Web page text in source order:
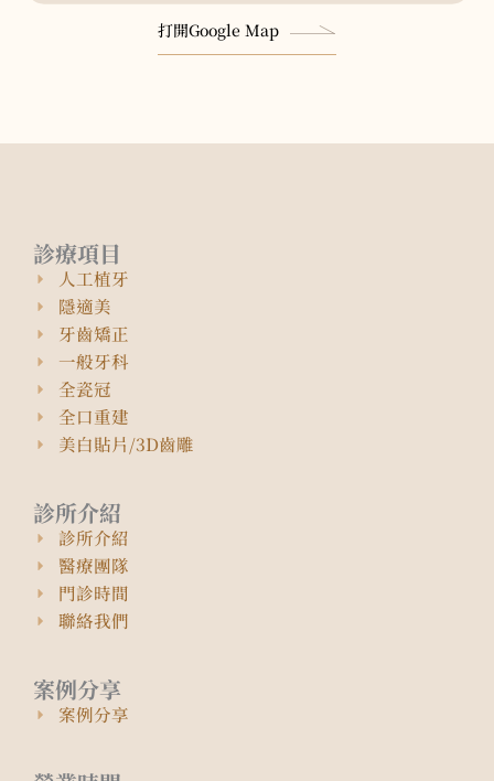
打開Google Map
診療項目
人工植牙
隱適美
牙齒矯正
一般牙科
全瓷冠
全口重建
美白貼片/3D齒雕
診所介紹
診所介紹
醫療團隊
門診時間
聯絡我們
案例分享
案例分享